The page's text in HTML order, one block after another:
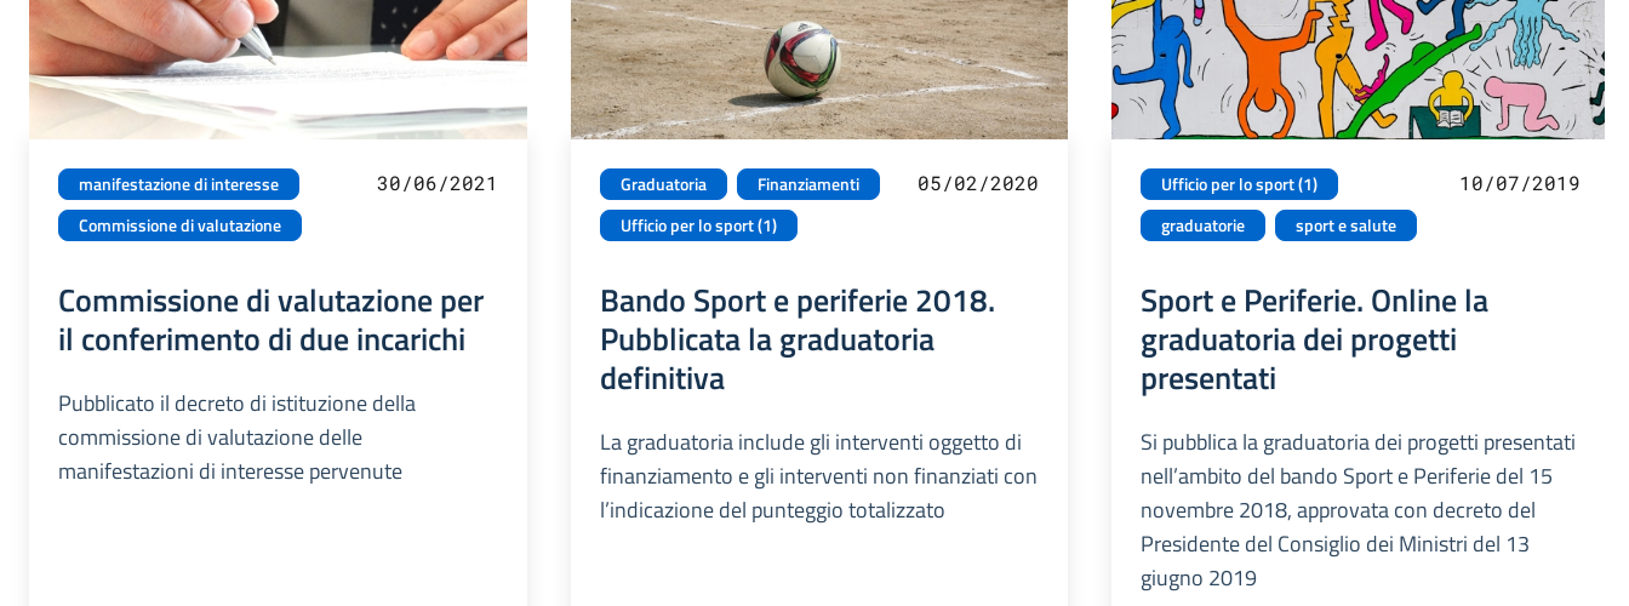
manifestazione di interesse
Commissione di valutazione
30/06/2021
Commissione di valutazione per
il conferimento di due incarichi
Pubblicato il decreto di istituzione della
commissione di valutazione delle
manifestazioni di interesse pervenute
Graduatoria
Finanziamenti
Ufficio per lo sport (1)
05/02/2020
Bando Sport e periferie 2018.
Pubblicata la graduatoria
definitiva
La graduatoria include gli interventi oggetto di
finanziamento e gli interventi non finanziati con
l’indicazione del punteggio totalizzato
Ufficio per lo sport (1)
graduatorie
sport e salute
10/07/2019
Sport e Periferie. Online la
graduatoria dei progetti
presentati
Si pubblica la graduatoria dei progetti presentati
nell’ambito del bando Sport e Periferie del 15
novembre 2018, approvata con decreto del
Presidente del Consiglio dei Ministri del 13
giugno 2019